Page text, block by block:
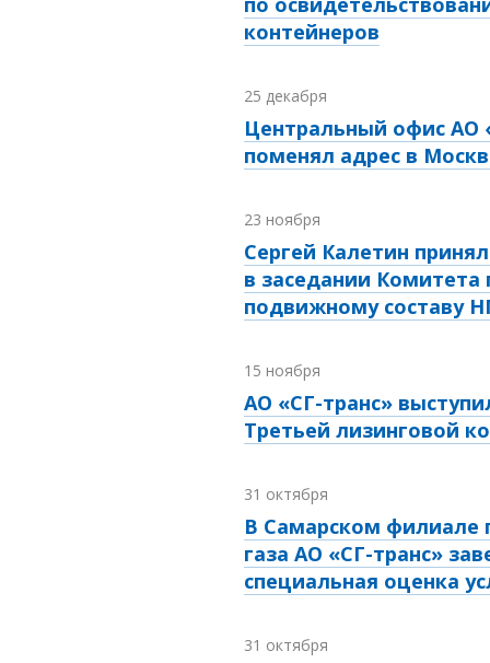
контейнеров
25 декабря
Центральный офис АО
поменял адрес в
23 ноября
Сергей Калетин
в заседании Комитета
подвижному составу
15 ноября
АО «СГ-транс»
Третьей лизинговой
31 октября
В Самарском филиале
газа АО «СГ-транс»
специальная оценка
31 октября